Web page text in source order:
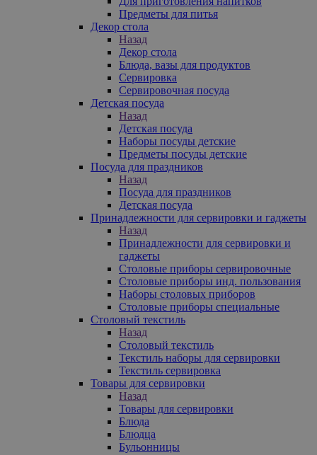
Предметы для питья
Декор стола
Назад
Декор стола
Блюда, вазы для продуктов
Сервировка
Сервировочная посуда
Детская посуда
Назад
Детская посуда
Наборы посуды детские
Предметы посуды детские
Посуда для праздников
Назад
Посуда для праздников
Детская посуда
Принадлежности для сервировки и гаджеты
Назад
Принадлежности для сервировки и
гаджеты
Столовые приборы сервировочные
Столовые приборы инд. пользования
Наборы столовых приборов
Столовые приборы специальные
Столовый текстиль
Назад
Столовый текстиль
Текстиль наборы для сервировки
Текстиль сервировка
Товары для сервировки
Назад
Товары для сервировки
Блюда
Блюдца
Бульонницы